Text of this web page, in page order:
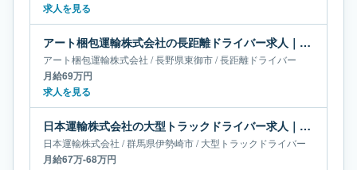
求人を見る
アート梱包運輸株式会社の長距離ドライバー求人｜長野県東御市｜月給69万円
アート梱包運輸株式会社 /長野県東御市/長距離ドライバー
月給69万円
求人を見る
日本運輸株式会社の大型トラックドライバー求人｜群馬県伊勢崎市｜月給67万-68万円
日本運輸株式会社 /群馬県伊勢崎市/大型トラックドライバー
月給67万-68万円